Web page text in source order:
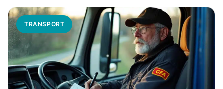
TRANSPORT